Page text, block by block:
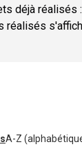
déjà
A-Z